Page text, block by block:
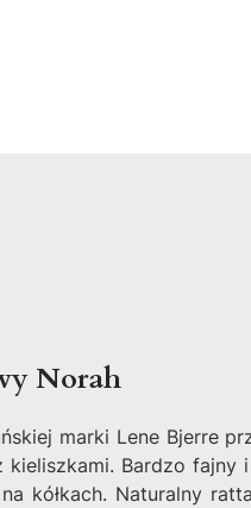
Norah
marki Lene Bjerre
Bardzo fajny
kółkach. Naturalny